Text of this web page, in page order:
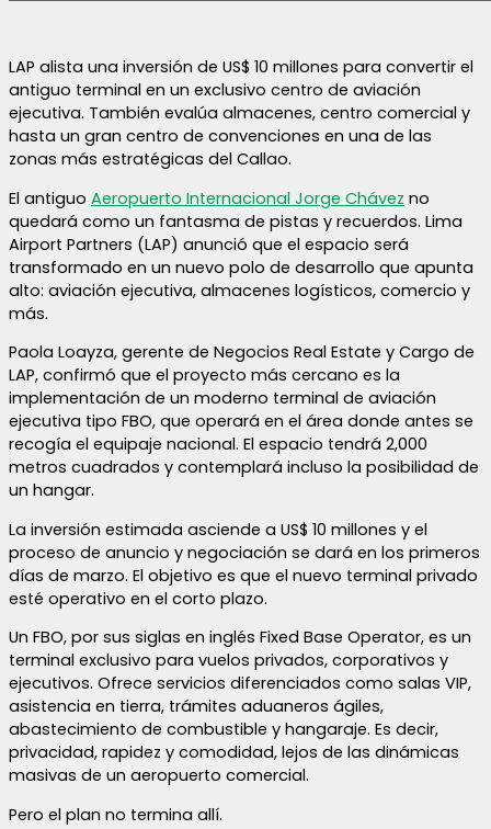
LAP alista una inversión de US$ 10 millones para convertir el
antiguo terminal en un exclusivo centro de aviación
ejecutiva. También evalúa almacenes, centro comercial y
hasta un gran centro de convenciones en una de las
zonas más estratégicas del Callao.
El antiguo Aeropuerto Internacional Jorge Chávez no
quedará como un fantasma de pistas y recuerdos. Lima
Airport Partners (LAP) anunció que el espacio será
transformado en un nuevo polo de desarrollo que apunta
alto: aviación ejecutiva, almacenes logísticos, comercio y
más.
Paola Loayza, gerente de Negocios Real Estate y Cargo de
LAP, confirmó que el proyecto más cercano es la
implementación de un moderno terminal de aviación
ejecutiva tipo FBO, que operará en el área donde antes se
recogía el equipaje nacional. El espacio tendrá 2,000
metros cuadrados y contemplará incluso la posibilidad de
un hangar.
La inversión estimada asciende a US$ 10 millones y el
proceso de anuncio y negociación se dará en los primeros
días de marzo. El objetivo es que el nuevo terminal privado
esté operativo en el corto plazo.
Un FBO, por sus siglas en inglés Fixed Base Operator, es un
terminal exclusivo para vuelos privados, corporativos y
ejecutivos. Ofrece servicios diferenciados como salas VIP,
asistencia en tierra, trámites aduaneros ágiles,
abastecimiento de combustible y hangaraje. Es decir,
privacidad, rapidez y comodidad, lejos de las dinámicas
masivas de un aeropuerto comercial.
Pero el plan no termina allí.